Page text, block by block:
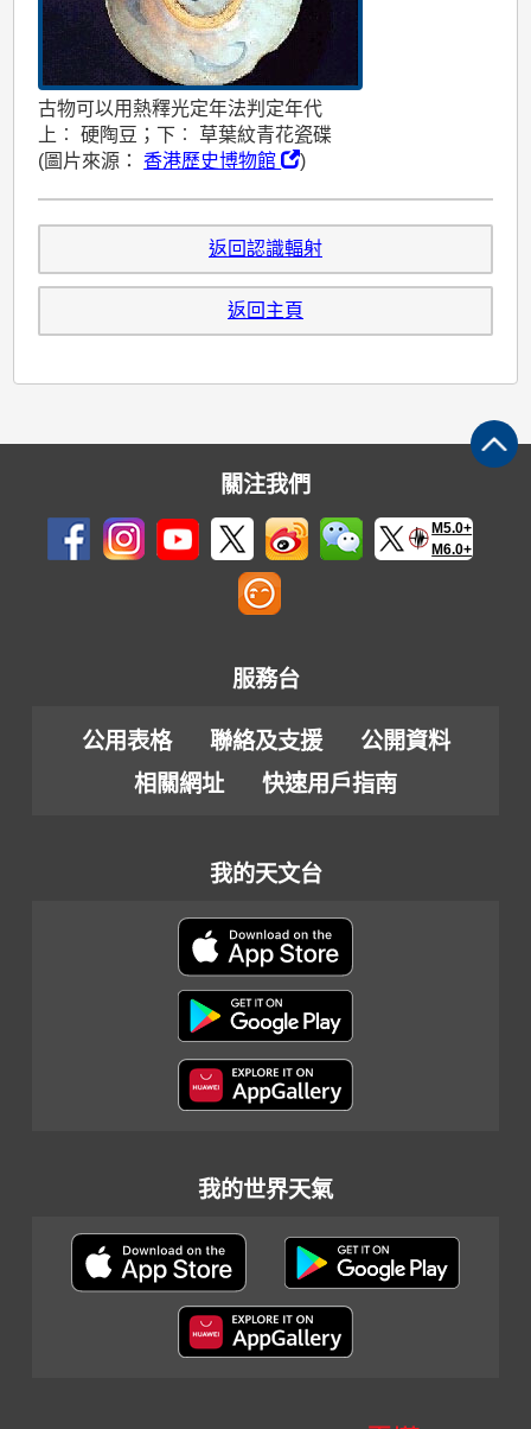
古物可以用熱釋光定年法判定年代
上︰ 硬陶豆；下︰ 草葉紋青花瓷碟
(圖片來源：香港歷史博物館 )
返回認識輻射
返回主頁
關注我們
M5.0+
M6.0+
服務台
公用表格 聯絡及支援
公開資料
相關網址
快速用戶指南
我的天文台
我的世界天氣